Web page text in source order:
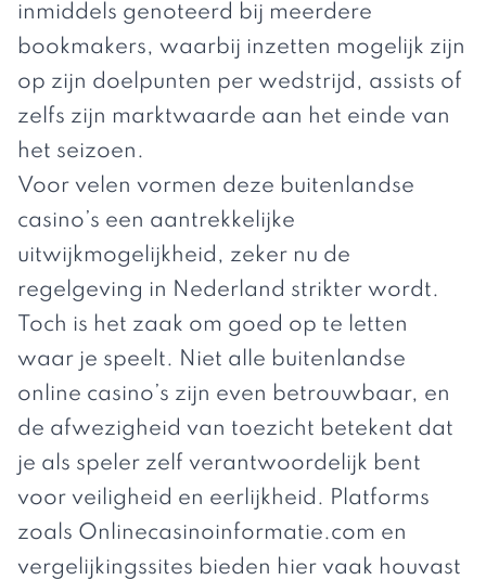
inmiddels genoteerd bij meerdere
bookmakers, waarbij inzetten mogelijk zijn
op zijn doelpunten per wedstrijd, assists of
zelfs zijn marktwaarde aan het einde van
het seizoen.
Voor velen vormen deze buitenlandse
casino’s een aantrekkelijke
uitwijkmogelijkheid, zeker nu de
regelgeving in Nederland strikter wordt.
Toch is het zaak om goed op te letten
waar je speelt. Niet alle buitenlandse
online casino’s zijn even betrouwbaar, en
de afwezigheid van toezicht betekent dat
je als speler zelf verantwoordelijk bent
voor veiligheid en eerlijkheid. Platforms
zoals Onlinecasinoinformatie.com en
vergelijkingssites bieden hier vaak houvast